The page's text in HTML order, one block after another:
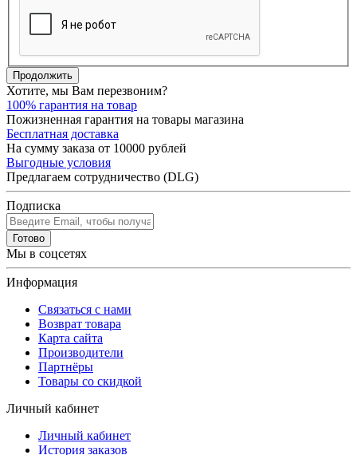
Продолжить
Хотите, мы Вам перезвоним?
100% гарантия на товар
Пожизненная гарантия на товары магазина
Бесплатная доставка
На сумму заказа от 10000 рублей
Выгодные условия
Предлагаем сотрудничество (DLG)
Подписка
Готово
Мы в соцсетях
Информация
Связаться с нами
Возврат товара
Карта сайта
Производители
Партнёры
Товары со скидкой
Личный кабинет
Личный кабинет
История заказов